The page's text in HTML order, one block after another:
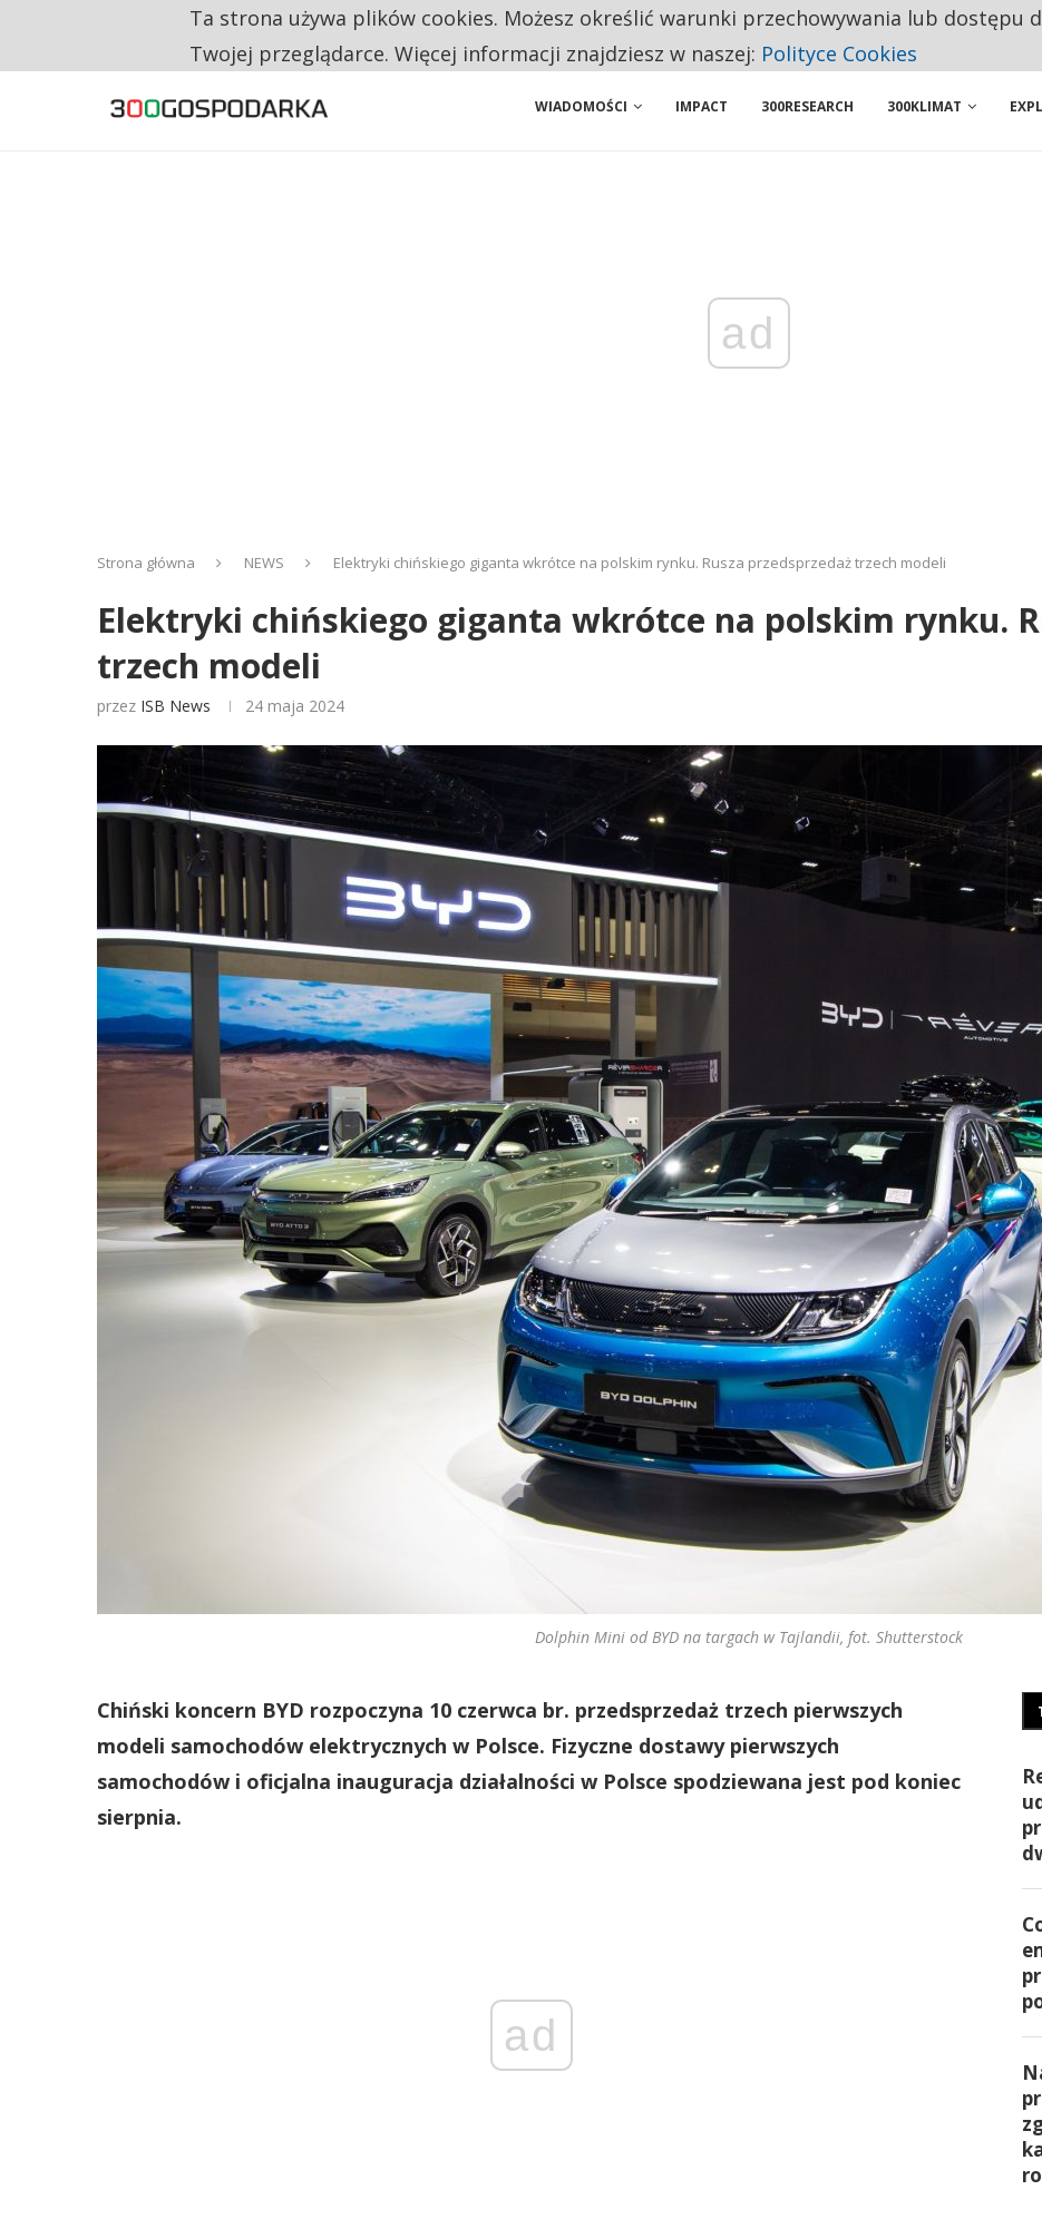
160 ZNAKÓW TO ZA MAŁO. FUNDACJA PROPONUJE PROSTĄ ZMIANĘ, KTÓRA MOŻE OGRANICZYĆ CHAOS W KRYZYSIE
WIADOMOŚCI IMPACT 300RESEARCH 300KLIMAT
ad
Strona główna NEWS Elektryki chińskiego giganta wkrótce na polskim rynku. Rusza przedsprzedaż trzech modeli
Elektryki chińskiego giganta wkrótce na polskim rynku.
trzech modeli
przez ISB News 24 maja 2024
Dolphin Mini od BYD na targach w Tajlandii, fot. Shutterstock
Chiński koncern BYD rozpoczyna 10 czerwca br. przedsprzedaż trzech pierwszych
modeli samochodów elektrycznych w Polsce. Fizyczne dostawy pierwszych
samochodów i oficjalna inauguracja działalności w Polsce spodziewana jest pod koniec
sierpnia.
ad
Ta strona używa plików cookies. Możesz określić warunki przechowywania lub dostępu
Twojej przeglądarce. Więcej informacji znajdziesz w naszej: Polityce Cookies